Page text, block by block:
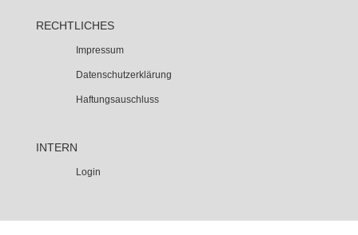
RECHTLICHES
Impressum
Datenschutzerklärung
Haftungsauschluss
INTERN
Login